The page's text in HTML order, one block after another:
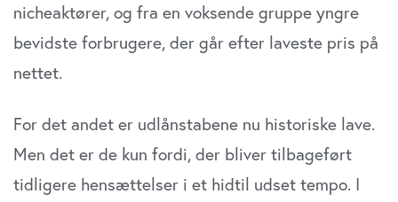
nicheaktører, og fra en voksende gruppe yngre
bevidste forbrugere, der går efter laveste pris på
nettet.
For det andet er udlånstabene nu historiske lave.
Men det er de kun fordi, der bliver tilbageført
tidligere hensættelser i et hidtil udset tempo. I